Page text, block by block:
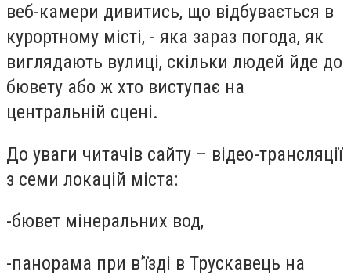
веб-камери дивитись, що відбувається в
курортному місті, - яка зараз погода, як
виглядають вулиці, скільки людей йде до
бювету або ж хто виступає на
центральній сцені.
До уваги читачів сайту – відео-трансляції
з семи локацій міста:
-бювет мінеральних вод,
-панорама при в’їзді в Трускавець на